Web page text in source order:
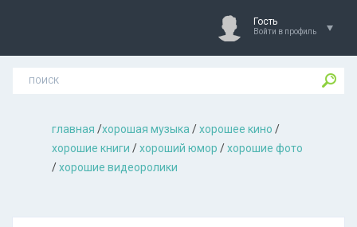
Гость
Войти в профиль
главная /хорошая музыкa /хорошее кино /
хорошие книги /хороший юмор /хорошие фото
/хорошие видеоролики